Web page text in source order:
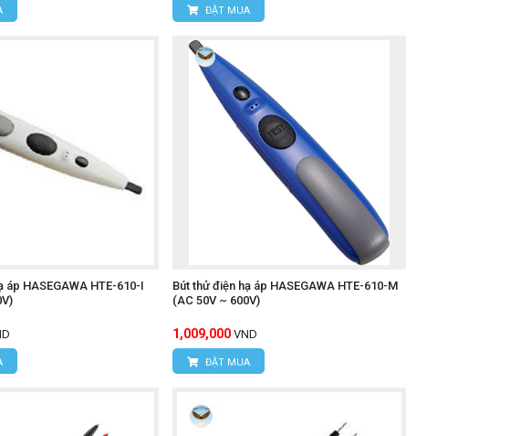
ĐẶT MUA
áp HASEGAWA HTE-610-I
Bút thử điện hạ áp HASEGAWA HTE-610-M
(AC 50V ~ 600V)
1,009,000 VND
ĐẶT MUA